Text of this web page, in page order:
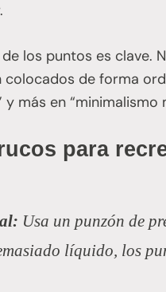
los puntos es clave.
de forma
y más en “minimalismo
para
Usa un punzón de
líquido, los